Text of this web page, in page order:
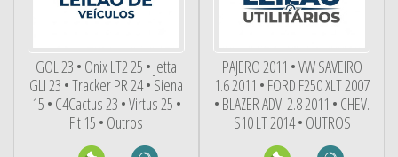
GOL 23 • Onix LT2 25 • Jetta
GLI 23 • Tracker PR 24 • Siena
15 • C4Cactus 23 • Virtus 25 •
Fit 15 • Outros
PAJERO 2011 • VW SAVEIRO
1.6 2011 • FORD F250 XLT 2007
• BLAZER ADV. 2.8 2011 • CHEV.
S10 LT 2014 • OUTROS